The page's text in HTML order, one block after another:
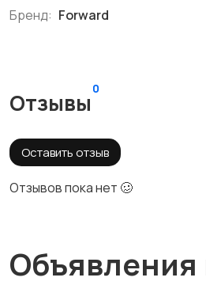
Бренд: Forward
Отзывы
0
Оставить отзыв
Отзывов пока нет 🥴
Объявления